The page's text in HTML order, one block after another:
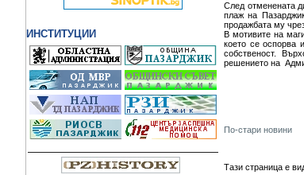
ИНСТИТУЦИИ
След отменената
плаж на
продажбата му
В мотивите на
което се оспорва
собственост.
решението на
По-стари новини
Тази страница е